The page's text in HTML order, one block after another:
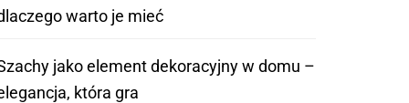
warto je mieć
jako element dekoracyjny w domu –
która gra